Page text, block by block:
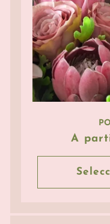
Precio
A